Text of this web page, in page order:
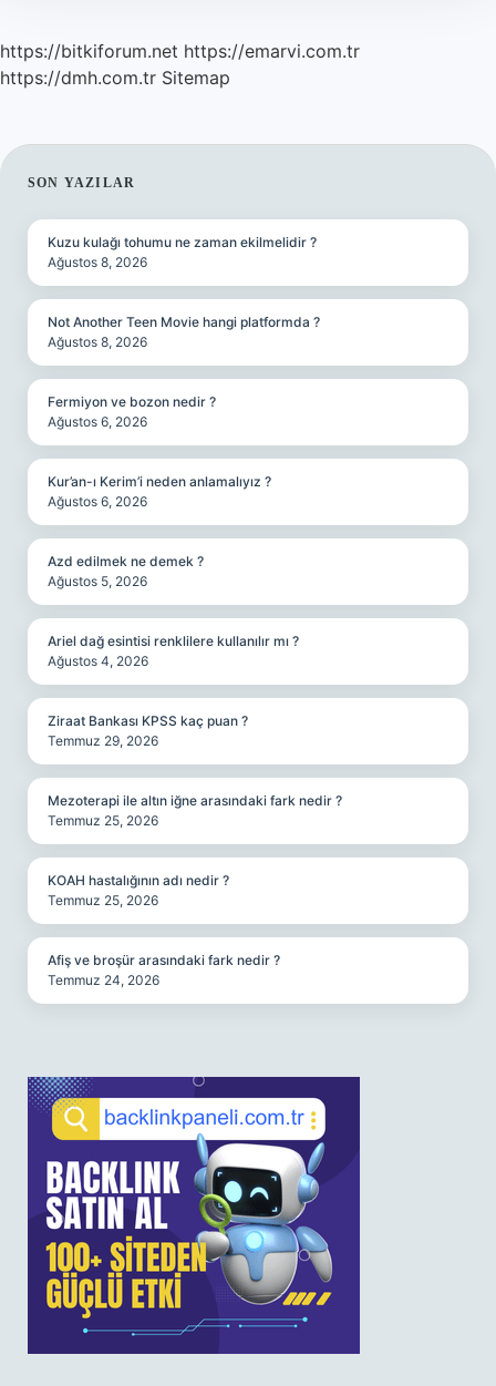
https://bitkiforum.net https://emarvi.com.tr
https://dmh.com.tr Sitemap
SIDEBAR
SON YAZILAR
Kuzu kulağı tohumu ne zaman ekilmelidir ?
Ağustos 8, 2026
Not Another Teen Movie hangi platformda ?
Ağustos 8, 2026
Fermiyon ve bozon nedir ?
Ağustos 6, 2026
Kur’an-ı Kerim’i neden anlamalıyız ?
Ağustos 6, 2026
Azd edilmek ne demek ?
Ağustos 5, 2026
Ariel dağ esintisi renklilere kullanılır mı ?
Ağustos 4, 2026
Ziraat Bankası KPSS kaç puan ?
Temmuz 29, 2026
Mezoterapi ile altın iğne arasındaki fark nedir ?
Temmuz 25, 2026
KOAH hastalığının adı nedir ?
Temmuz 25, 2026
Afiş ve broşür arasındaki fark nedir ?
Temmuz 24, 2026